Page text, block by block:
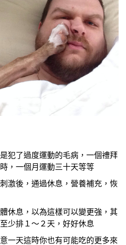
犯了過度運動的毛病，一個禮拜
，一個月運動三十天等等
激後，通過休息，營養補充，恢
休息，以為這樣可以變更強，其
少排１～２天，好好休息
一天這時你也有可能吃的更多來